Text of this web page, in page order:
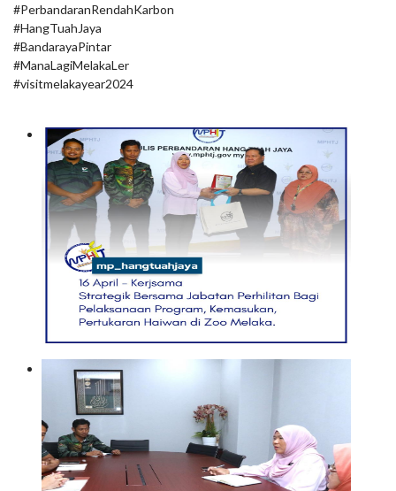
#PerbandaranRendahKarbon
#HangTuahJaya
#BandarayaPintar
#ManaLagiMelakaLer
#visitmelakayear2024